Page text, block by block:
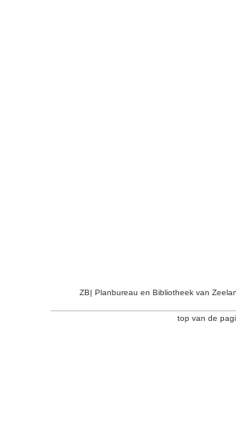
ZB| Planbureau en Bibliotheek van
top van de